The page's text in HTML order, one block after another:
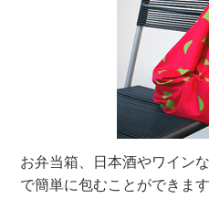
お弁当箱、日本酒やワイン
で簡単に包むことができます